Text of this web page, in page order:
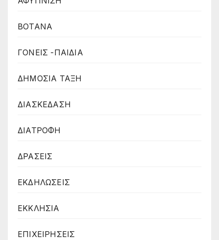
ΒΟΤΑΝΑ
ΓΟΝΕΙΣ -ΠΑΙΔΙΑ
ΔΗΜΟΣΙΑ ΤΑΞΗ
ΔΙΑΣΚΕΔΑΣΗ
ΔΙΑΤΡΟΦΗ
ΔΡΑΣΕΙΣ
ΕΚΔΗΛΩΣΕΙΣ
ΕΚΚΛΗΣΙΑ
ΕΠΙΧΕΙΡΗΣΕΙΣ